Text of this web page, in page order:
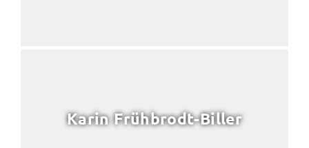
Karin Frühbrodt-Biller